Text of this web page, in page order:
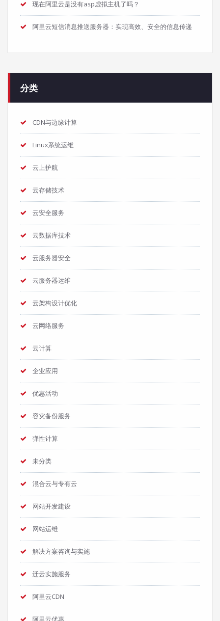
现在阿里云是没有asp虚拟主机了吗？
阿里云短信消息推送服务器：实现高效、安全的信息传递
分类
CDN与边缘计算
Linux系统运维
云上护航
云存储技术
云安全服务
云数据库技术
云服务器安全
云服务器运维
云架构设计优化
云网络服务
云计算
企业应用
优惠活动
容灾备份服务
弹性计算
未分类
混合云与专有云
网站开发建设
网站运维
解决方案咨询与实施
迁云实施服务
阿里云CDN
阿里云优惠